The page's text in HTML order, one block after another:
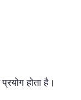
होता है।